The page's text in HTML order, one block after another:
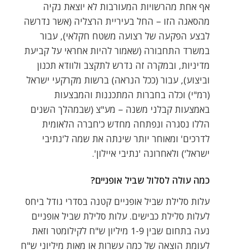
אף אחת מהרשויות המעורבות לא יוצאת נקיה
מהסאגה הזו – החל בעיריית הרצליה (אשר נדרשה
לבצע הפקעה של רצועה משטח חקלאי), עבור
במשרד התחבורה (שאמור להיות אחראי על קביעת
מדיניות, ובמקרה זה נדרש לתקצב ולוודא תכנון
וביצוע), עבור (ככל הנראה) ברשות מקרקעי ישראל
(רמ"י) וכלה בחברות המתכננות והמבצעות
באמצעות קבלני משנה – מע"צ (שבמהלך השנים
הללו נסגרה ונפתחה מחדש כ'חברה הלאומית
לדרכים' ומאוחר יותר שינתה את שמה ל'נתיבי
ישראל') ולאחרונה 'נתיבי איילון'.
כמה עולה לסלול שביל אופניים?
עלות סלילת שביל אופניים קטנה בסדרי גודל ביחס
לעלות סלילת כבישים. עלות סלילת שביל אופניים
נעה בתחום שבין 1-9 מיליון ש"ח לקילומטר וזאת
לעומת הוצאה של כמה עשרות או מאות מיליוני ש"ח